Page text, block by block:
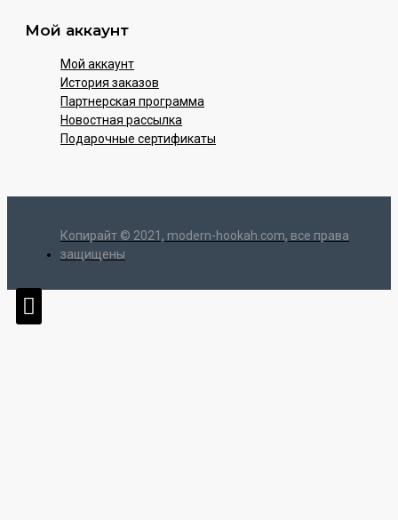
Мой аккаунт
Мой аккаунт
История заказов
Партнерская программа
Новостная рассылка
Подарочные сертификаты
Копирайт © 2021, modern-hookah.com, все права
защищены